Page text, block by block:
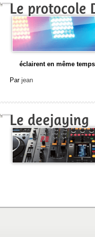
Le protocole
éclairent en même
Par jean
Le deejaying